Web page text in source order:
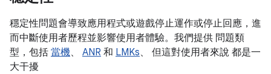
穩定性問題會導致應用程式或遊戲停止運作或停止回應，進
而中斷使用者歷程並影響使用者體驗。我們提供 問題類
型，包括 當機、 ANR 和 LMKs、 但這對使用者來說 都是一
大干擾